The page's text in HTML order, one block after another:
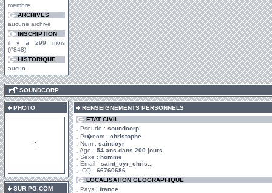
membre
ARCHIVES
aucune archive
INSCRIPTION
il y a 299 mois
(#848)
HISTORIQUE
aucun
SOUNDCORP
PHOTO
SUR PG.COM
RENSEIGNEMENTS PERSONNELS
ETAT CIVIL
Pseudo : soundcorp
Pr�nom : christophe
Nom : saint-cyr
Age : 54 ans dans 200 jours
Sexe : homme
Email : saint_cyr_chris...
ICQ : 66760686
LOCALISATION GEOGRAPHIQUE
Pays : france